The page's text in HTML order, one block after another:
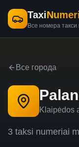
Taxi
Все номера
Все города
Klaipėdos
3 taksi numeriai